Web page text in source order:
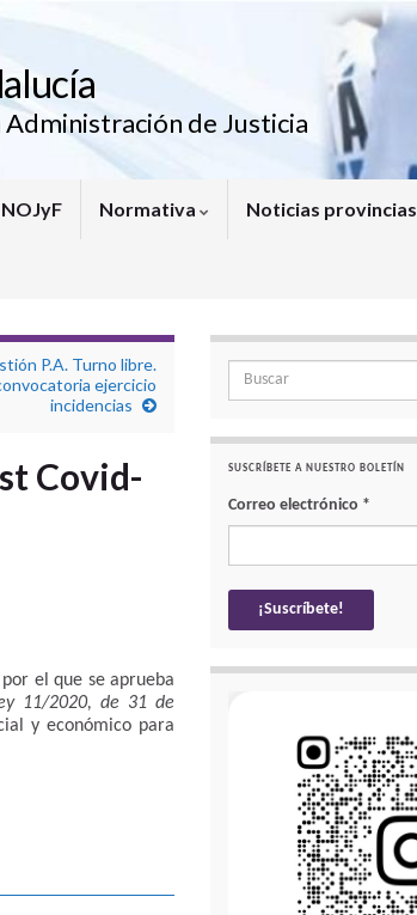
de Justicia
NOJyF Normativa Noticias provincias
P.A. Turno libre.
ejercicio
incidencias
Covid-
el que se aprueba
11/2020, de 31 de
y económico para
Search for:
SUSCRÍBETE A NUESTRO BOLETÍN
Correo electrónico *